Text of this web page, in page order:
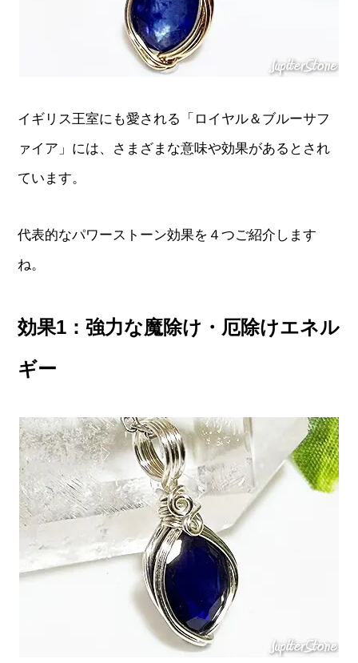
イギリス王室にも愛される「ロイヤル＆ブルーサフ
ァイア」には、さまざまな意味や効果があるとされ
ています。
代表的なパワーストーン効果を４つご紹介します
ね。
効果1：強力な魔除け・厄除けエネル
ギー